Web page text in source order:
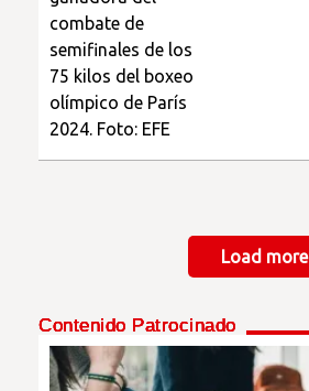
Load more
Contenido Patrocinado